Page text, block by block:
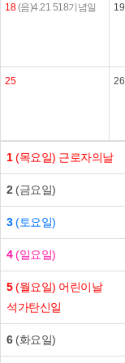
18(음)4.21 518기념일 19
25 26
1(목요일) 근로자의날
2 (금요일)
3(토요일)
4(일요일)
5(월요일) 어린이날
석가탄신일
6(화요일)